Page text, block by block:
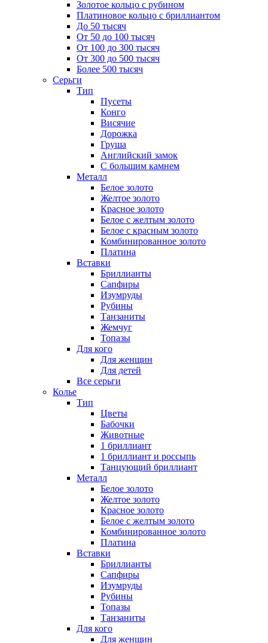
Золотое кольцо с рубином
Платиновое кольцо с бриллиантом
До 50 тысяч
От 50 до 100 тысяч
От 100 до 300 тысяч
От 300 до 500 тысяч
Более 500 тысяч
Серьги
Тип
Пусеты
Конго
Висячие
Дорожка
Груша
Английский замок
С большим камнем
Металл
Белое золото
Желтое золото
Красное золото
Белое с желтым золото
Белое с красным золото
Комбинированное золото
Платина
Вставки
Бриллианты
Сапфиры
Изумруды
Рубины
Танзаниты
Жемчуг
Топазы
Для кого
Для женщин
Для детей
Все серьги
Колье
Тип
Цветы
Бабочки
Животные
1 бриллиант
1 бриллиант и россыпь
Танцующий бриллиант
Металл
Белое золото
Желтое золото
Красное золото
Белое с желтым золото
Комбинированное золото
Платина
Вставки
Бриллианты
Сапфиры
Изумруды
Рубины
Топазы
Танзаниты
Для кого
Для женщин